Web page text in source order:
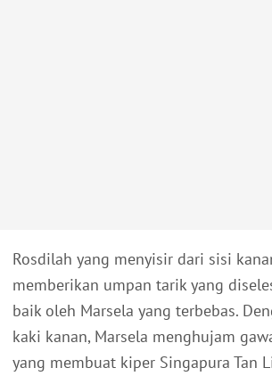
Rosdilah yang menyisir dari sisi
memberikan umpan tarik yang
baik oleh Marsela yang terbebas.
kaki kanan, Marsela menghujam
yang membuat kiper Singapura Tan